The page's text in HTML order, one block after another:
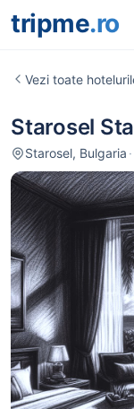
tripme.ro
Vezi toate
Starosel
Starosel, Bulgaria ·